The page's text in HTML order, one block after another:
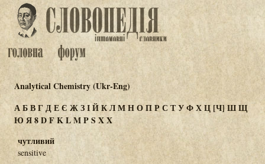
Analytical Chemistry (Ukr-Eng)
АБВГДЕЄ ЖЗІЙКЛМНОПР СТУФХЦ [Ч]ШЩ
Ю Я8DFKLMPS XΧ
чутливий
sensitive